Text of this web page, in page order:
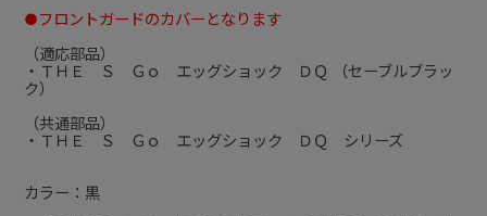
●フロントガードのカバーとなります
（適応部品）
・ＴＨＥ Ｓ Ｇｏ エッグショック ＤＱ （セーブルブラッ
ク）
（共通部品）
・ＴＨＥ Ｓ Ｇｏ エッグショック ＤＱ シリーズ
カラー：黒